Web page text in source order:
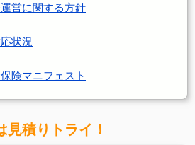
営に関する方針
状況
険マニフェスト
見積りトライ！